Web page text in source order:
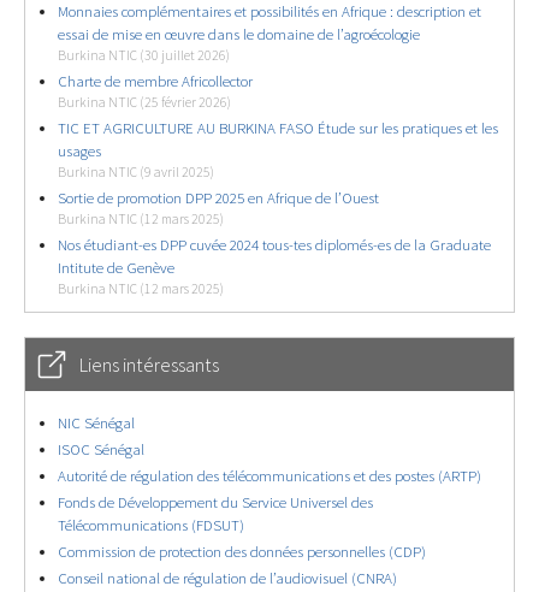
Monnaies complémentaires et possibilités en Afrique : description et
essai de mise en œuvre dans le domaine de l’agroécologie
Burkina NTIC (30 juillet 2026)
Charte de membre Africollector
Burkina NTIC (25 février 2026)
TIC ET AGRICULTURE AU BURKINA FASO Étude sur les pratiques et les
usages
Burkina NTIC (9 avril 2025)
Sortie de promotion DPP 2025 en Afrique de l’Ouest
Burkina NTIC (12 mars 2025)
Nos étudiant-es DPP cuvée 2024 tous-tes diplomés-es de la Graduate
Intitute de Genève
Burkina NTIC (12 mars 2025)
Liens intéressants
NIC Sénégal
ISOC Sénégal
Autorité de régulation des télécommunications et des postes (ARTP)
Fonds de Développement du Service Universel des
Télécommunications (FDSUT)
Commission de protection des données personnelles (CDP)
Conseil national de régulation de l’audiovisuel (CNRA)